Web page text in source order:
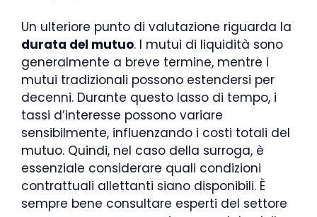
Un ulteriore punto di valutazione riguarda la
durata del mutuo. I mutui di liquidità sono
generalmente a breve termine, mentre i
mutui tradizionali possono estendersi per
decenni. Durante questo lasso di tempo, i
tassi d’interesse possono variare
sensibilmente, influenzando i costi totali del
mutuo. Quindi, nel caso della surroga, è
essenziale considerare quali condizioni
contrattuali allettanti siano disponibili. È
sempre bene consultare esperti del settore